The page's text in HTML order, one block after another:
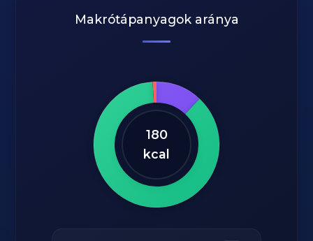
Makrótápanyagok aránya
180
kcal